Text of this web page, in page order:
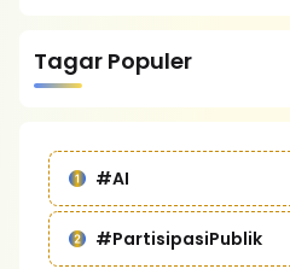
Tagar Populer
#AI
#PartisipasiPublik